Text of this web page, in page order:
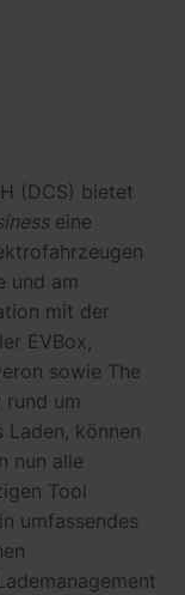
(DCS) bietet
eine
und am
mit der
EVBox,
sowie The
rund um
können
nun alle
Tool
umfassendes